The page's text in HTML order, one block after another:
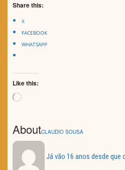
Share this:
X
FACEBOOK
WHATSAPP
Like this:
Loading…
AboutCLAUDIO SOUSA
Já vão 16 anos desde